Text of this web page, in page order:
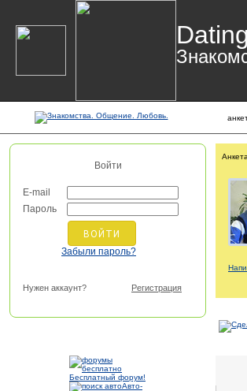
Войти
E-mail
Пароль
Забыли пароль?
Нужен аккаунт? Регистрация
Бесплатный форум!
Авто-